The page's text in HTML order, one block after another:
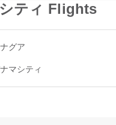
ティ Flights
グア
マシティ